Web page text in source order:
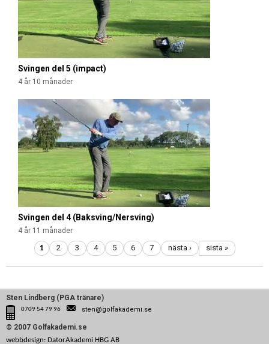
Svingen del 5 (impact)
4 år 10 månader
Svingen del 4 (Baksving/Nersving)
4 år 11 månader
1 2 3 4 5 6 7 nästa › sista »
Sten Lindberg (PGA tränare)
0709 54 79 96 sten@golfakademi.se
© 2007 Golfakademi.se
webbdesign: DatorAkademi HBG AB